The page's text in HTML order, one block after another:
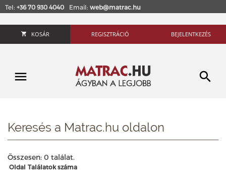
Tel: +36 70 930 4040 Email: web@matrac.hu
KOSÁR REGISZTRÁCIÓ BEJELENTKEZÉS
Keresés a Matrac.hu oldalon
Összesen: 0 találat.
Oldal Találatok száma